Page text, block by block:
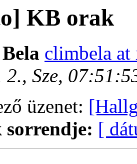
KB orak
climbela at
2., Sze,
üzenet:
sorrendje: [